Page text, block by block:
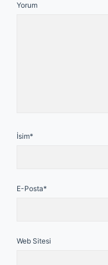
Yorum
İsim*
E-Posta*
Web Sitesi